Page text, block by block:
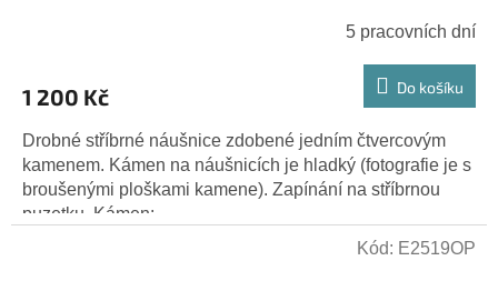
5 pracovních dní
1 200 Kč Do košíku
Drobné stříbrné náušnice zdobené jedním čtvercovým
kamenem. Kámen na náušnicích je hladký (fotografie je s
broušenými ploškami kamene). Zapínání na stříbrnou
puzetku. Kámen:...
Kód: E2519OP